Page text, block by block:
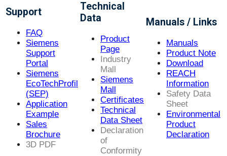
Support
FAQ
Siemens
Support
Portal
Siemens
EcoTechProfil
(SEP)
Application
Example
Sales
Brochure
3D PDF
Technical
Data
Product
Page
Industry
Mall
Siemens
Mall
Certificates
Technical
Data Sheet
Declaration
of
Conformity
Manuals / Links
Manuals
Product Note
Download
REACH
Information
Safety Data
Sheet
Environmental
Product
Declaration